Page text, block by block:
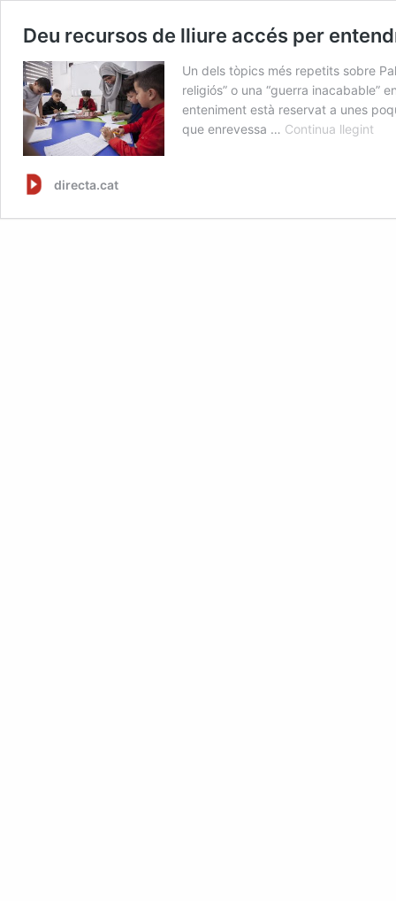
Deu recursos de lliure accés per
Un dels tòpics més repetits sobre
religiós” o una “guerra inacabable”
enteniment està reservat a unes
que enrevessa … Continua llegint
directa.cat